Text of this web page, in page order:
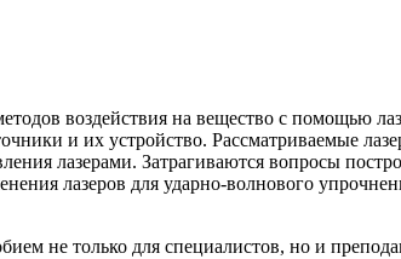
воздействия на вещество с помощью
и их устройство. Рассматриваемые
лазерами. Затрагиваются вопросы
лазеров для ударно-волнового
не только для специалистов, но и